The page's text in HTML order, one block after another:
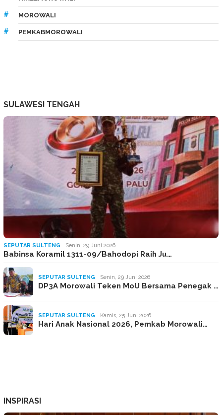
MOROWALI
PEMKABMOROWALI
SULAWESI TENGAH
SEPUTAR SULTENG Senin, 29 Juni 2026
Babinsa Koramil 1311-09/Bahodopi Raih Ju…
SEPUTAR SULTENG Senin, 29 Juni 2026
DP3A Morowali Teken MoU Bersama Penegak …
SEPUTAR SULTENG Kamis, 25 Juni 2026
Hari Anak Nasional 2026, Pemkab Morowali…
INSPIRASI